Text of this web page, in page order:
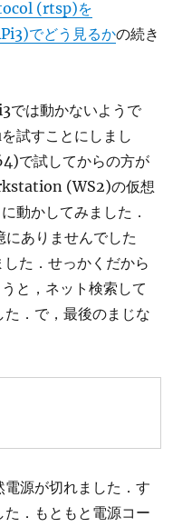
(rtsp)を
でどう見るかの続き
では動かないようで
試すことにしまし
で試してからの方が
(WS2)の仮想
動かしてみました．
ありませんでした
た．せっかくだから
と，ネット検索して
．で，最後のまじな
源が切れました．す
．もともと電源コー